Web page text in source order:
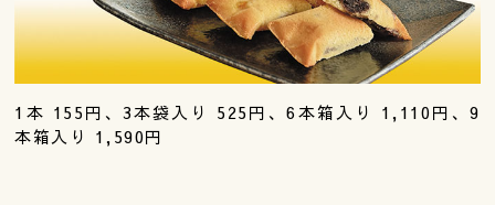
1本 155円、3本袋入り 525円、6本箱入り 1,110円、9
本箱入り 1,590円